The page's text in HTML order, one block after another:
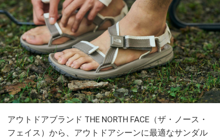
アウトドアブランド THE NORTH FACE（ザ・ノース・
フェイス）から、アウトドアシーンに最適なサンダル